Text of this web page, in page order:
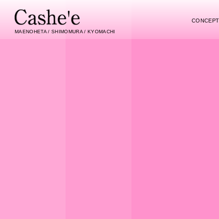
MAENOHETA / SHIMOMURA / KYOMACHI
CONCEPT